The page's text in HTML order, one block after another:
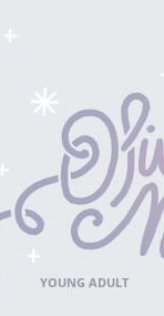
YOUNG ADULT